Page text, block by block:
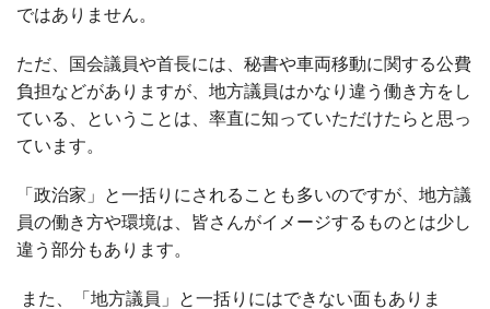
ではありません。
ただ、国会議員や首長には、秘書や車両移動に関する公費
負担などがありますが、地方議員はかなり違う働き方をし
ている、ということは、率直に知っていただけたらと思っ
ています。
「政治家」と一括りにされることも多いのですが、地方議
員の働き方や環境は、皆さんがイメージするものとは少し
違う部分もあります。
また、「地方議員」と一括りにはできない面もありま